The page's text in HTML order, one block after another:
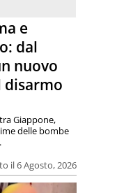
e
dal
nuovo
disarmo
il 6 Agosto, 2026
Giappone,
delle bombe